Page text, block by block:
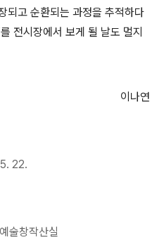
되고 순환되는 과정을 추적하다
를 전시장에서 보게 될 날도 멀지
이나연
22.
술창작산실